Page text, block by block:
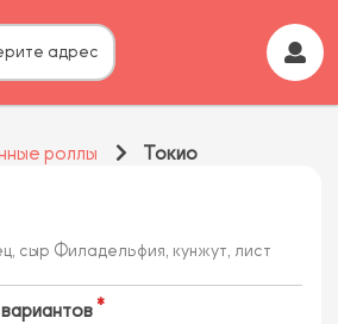
адрес
роллы Токио
сыр Филадельфия, кунжут, лист